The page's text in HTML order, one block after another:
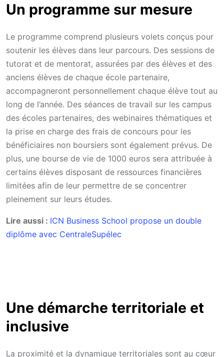
Un programme sur mesure
Le programme comprend plusieurs volets conçus pour
soutenir les élèves dans leur parcours. Des sessions de
tutorat et de mentorat, assurées par des élèves et des
anciens élèves de chaque école partenaire,
accompagneront personnellement chaque élève tout au
long de l’année. Des séances de travail sur les campus
des écoles partenaires, des webinaires thématiques et
la prise en charge des frais de concours pour les
bénéficiaires non boursiers sont également prévus. De
plus, une bourse de vie de 1000 euros sera attribuée à
certains élèves disposant de ressources financières
limitées afin de leur permettre de se concentrer
pleinement sur leurs études.
Lire aussi : ICN Business School propose un double
diplôme avec CentraleSupélec
Une démarche territoriale et
inclusive
La proximité et la dynamique territoriales sont au cœur